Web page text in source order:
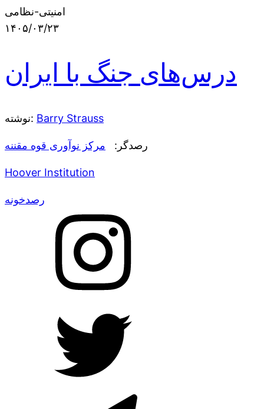
امنیتی-نظامی
۱۴۰۵/۰۳/۲۳
درس‌های جنگ با ایران
نوشته: Barry Strauss
رصدگر: مرکز نوآوری قوه مقننه
Hoover Institution
رصدخونه